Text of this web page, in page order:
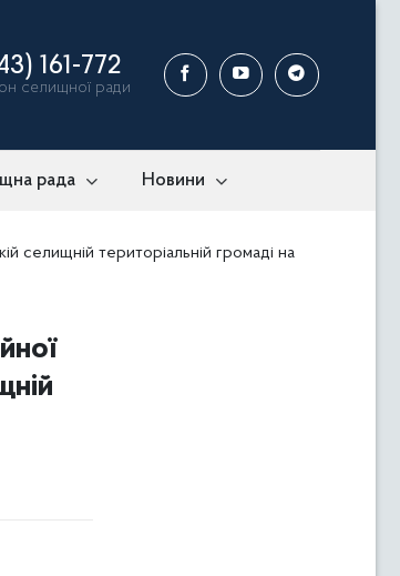
161-772
селищної ради
рада Новини
селищній територіальній громаді на